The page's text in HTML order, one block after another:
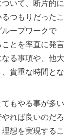
いて、断片的に
つもりだったこ
ープワークで
とを率直に発言
る事項や、他大
貴重な時間とな
もやる事が多い
れば良いのだろ
想を実現するこ